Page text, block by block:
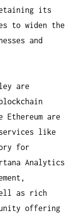
its
to widen the
and
are
Ethereum are
services like
for
Analytics
as rich
offering